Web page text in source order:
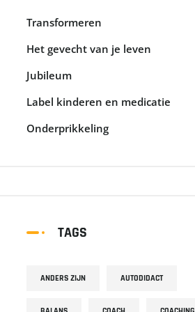
Transformeren
Het gevecht van je leven
Jubileum
Label kinderen en medicatie
Onderprikkeling
TAGS
ANDERS ZIJN AUTODIDACT